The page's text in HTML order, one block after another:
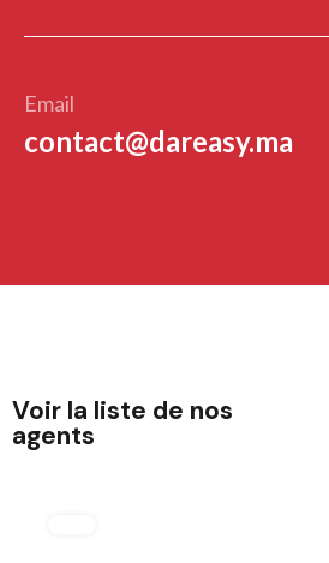
Email
contact@dareasy.ma
Voir la liste de nos
agents